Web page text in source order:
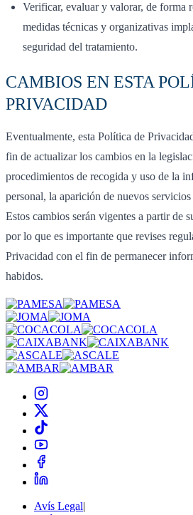
Verificar, evaluar y valorar, de forma
medidas técnicas y organizativas
seguridad del tratamiento.
CAMBIOS EN ESTA
PRIVACIDAD
Eventualmente, esta Política de
fin de actualizar los cambios en la
procedimientos de recogida y uso de la
personal, la aparición de nuevos
Estos cambios serán vigentes a partir de
por lo que es importante que revises
Privacidad con el fin de permanecer
habidos.
Avís Legal|